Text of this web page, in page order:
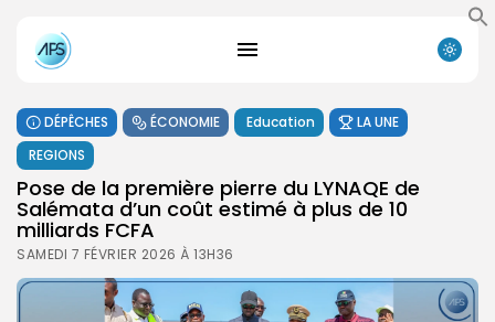
DÉPÊCHES ÉCONOMIE Education
LA UNE
REGIONS
Pose de la première pierre du LYNAQE de
Salémata d’un coût estimé à plus de 10
milliards FCFA
SAMEDI 7 FÉVRIER 2026 À 13H36